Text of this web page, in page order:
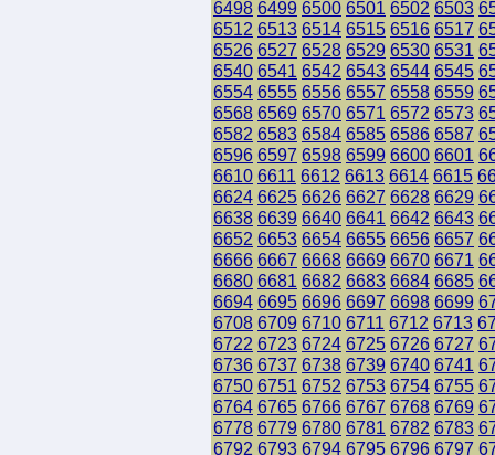
6498 6499 6500 6501 6502 6503
6512 6513 6514 6515 6516 6517
6526 6527 6528 6529 6530 6531
6540 6541 6542 6543 6544 6545
6554 6555 6556 6557 6558 6559
6568 6569 6570 6571 6572 6573
6582 6583 6584 6585 6586 6587
6596 6597 6598 6599 6600 6601
6610 6611 6612 6613 6614 6615
6624 6625 6626 6627 6628 6629
6638 6639 6640 6641 6642 6643
6652 6653 6654 6655 6656 6657
6666 6667 6668 6669 6670 6671
6680 6681 6682 6683 6684 6685
6694 6695 6696 6697 6698 6699
6708 6709 6710 6711 6712 6713
6722 6723 6724 6725 6726 6727
6736 6737 6738 6739 6740 6741
6750 6751 6752 6753 6754 6755
6764 6765 6766 6767 6768 6769
6778 6779 6780 6781 6782 6783
6792 6793 6794 6795 6796 6797